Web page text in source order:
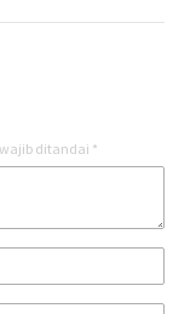
ditandai *